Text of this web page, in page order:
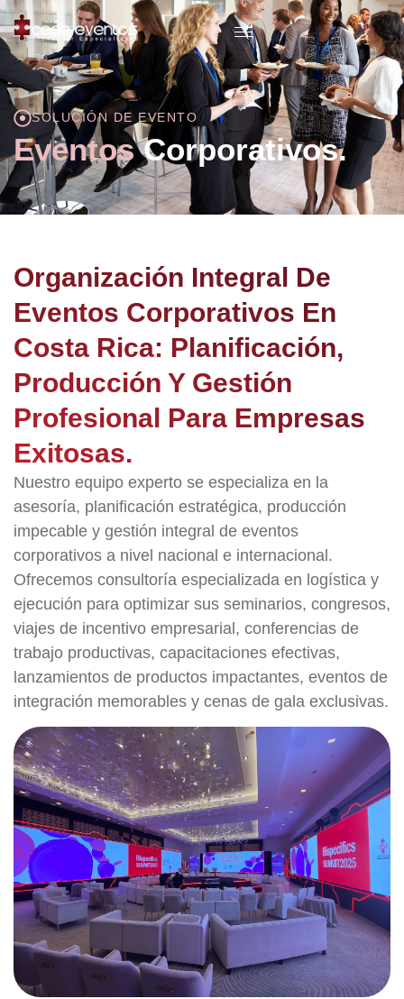
SOLUCIÓN DE EVENTO
EventosCorporativos.
Organización Integral De
Eventos Corporativos En
Costa Rica: Planificación,
Producción Y Gestión
Profesional Para Empresas
Exitosas.
Nuestro equipo experto se especializa en la
asesoría, planificación estratégica, producción
impecable y gestión integral de eventos
corporativos a nivel nacional e internacional.
Ofrecemos consultoría especializada en logística y
ejecución para optimizar sus seminarios, congresos,
viajes de incentivo empresarial, conferencias de
trabajo productivas, capacitaciones efectivas,
lanzamientos de productos impactantes, eventos de
integración memorables y cenas de gala exclusivas.